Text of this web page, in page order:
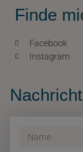
Finde
Facebook
Instagram